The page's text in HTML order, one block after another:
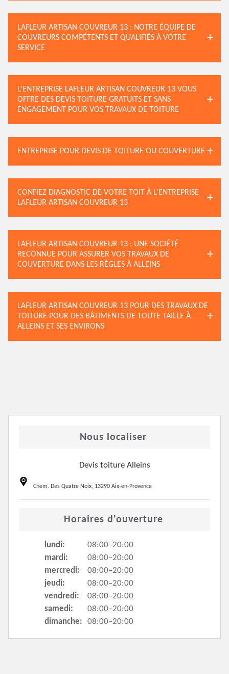
LAFLEUR ARTISAN COUVREUR 13 : NOTRE ÉQUIPE DE
COUVREURS COMPÉTENTS ET QUALIFIÉS À VOTRE
SERVICE
L’ENTREPRISE LAFLEUR ARTISAN COUVREUR 13 VOUS
OFFRE DES DEVIS TOITURE GRATUITS ET SANS
ENGAGEMENT POUR VOS TRAVAUX DE TOITURE
ENTREPRISE POUR DEVIS DE TOITURE OU COUVERTURE
CONFIEZ DIAGNOSTIC DE VOTRE TOIT À L’ENTREPRISE
LAFLEUR ARTISAN COUVREUR 13
LAFLEUR ARTISAN COUVREUR 13 : UNE SOCIÉTÉ
RECONNUE POUR ASSURER VOS TRAVAUX DE
COUVERTURE DANS LES RÈGLES À ALLEINS
LAFLEUR ARTISAN COUVREUR 13 POUR DES TRAVAUX DE
TOITURE POUR DES BÂTIMENTS DE TOUTE TAILLE À
ALLEINS ET SES ENVIRONS
Nous localiser
Devis toiture Alleins
Chem. Des Quatre Noix, 13290 Aix-en-Provence
Horaires d'ouverture
lundi:
08:00–20:00
mardi:
08:00–20:00
mercredi:
08:00–20:00
jeudi:
08:00–20:00
vendredi:
08:00–20:00
samedi:
08:00–20:00
dimanche:
08:00–20:00